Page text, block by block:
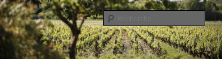
Aller
au
contenu
principal
Aller
au
contenu
secondaireChâteau Julia
La passion comme tradition